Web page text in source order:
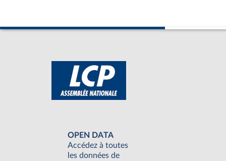
OPEN DATA
Accédez à toutes
les données de